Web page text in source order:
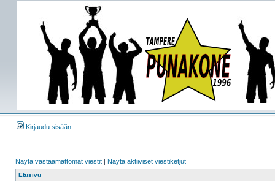
Kirjaudu sisään
Näytä vastaamattomat viestit | Näytä aktiiviset viestiketjut
Etusivu